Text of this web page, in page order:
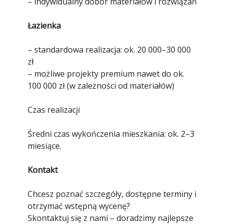
Łazienka
– standardowa realizacja: ok. 20 000–30 000
zł
– możliwe projekty premium nawet do ok.
100 000 zł (w zależności od materiałów)
Czas realizacji
Średni czas wykończenia mieszkania: ok. 2–3
miesiące.
Kontakt
Chcesz poznać szczegóły, dostępne terminy i
otrzymać wstępną wycenę?
Skontaktuj się z nami – doradzimy najlepsze